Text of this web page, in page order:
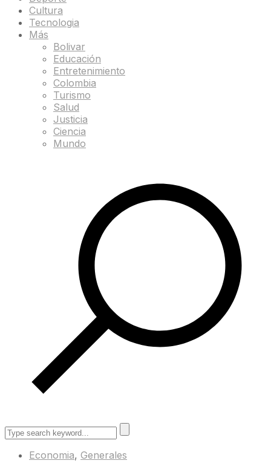
Cultura
Tecnologia
Más
Bolivar
Educación
Entretenimiento
Colombia
Turismo
Salud
Justicia
Ciencia
Mundo
Economia, Generales